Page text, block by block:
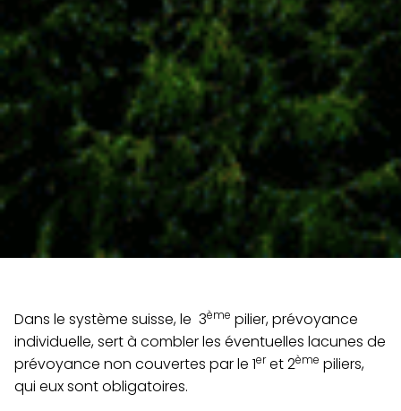
Dans le système suisse, le 3ème pilier, prévoyance
individuelle, sert à combler les éventuelles lacunes de
prévoyance non couvertes par le 1eret 2ème piliers,
qui eux sont obligatoires.